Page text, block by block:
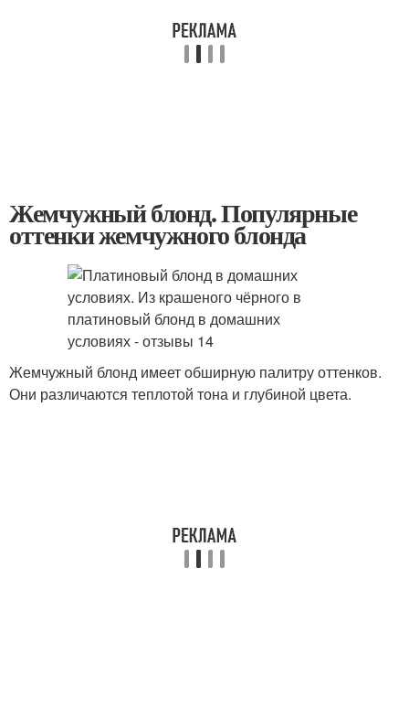
Жемчужный блонд. Популярные
оттенки жемчужного блонда
Жемчужный блонд имеет обширную палитру оттенков.
Они различаются теплотой тона и глубиной цвета.